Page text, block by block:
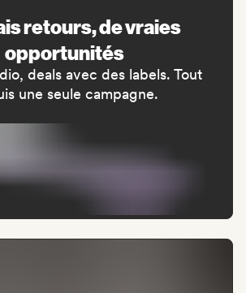
retours, de vraies
opportunités
deals avec des labels. Tout
une seule campagne.